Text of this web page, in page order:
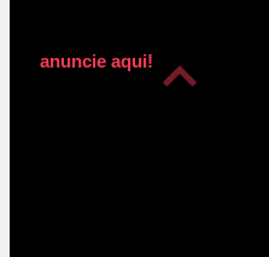
anuncie aqui!